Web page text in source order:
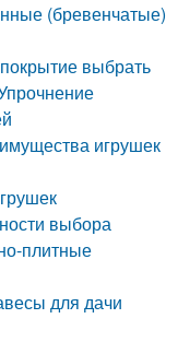
(бревенчатые)
выбрать
игрушек
выбора
плитные
для дачи